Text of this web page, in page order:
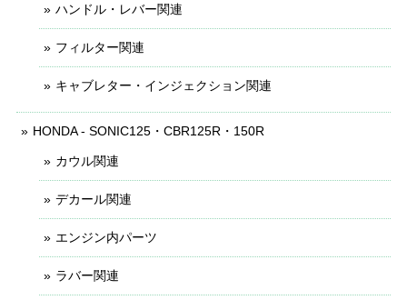
ハンドル・レバー関連
フィルター関連
キャブレター・インジェクション関連
HONDA - SONIC125・CBR125R・150R
カウル関連
デカール関連
エンジン内パーツ
ラバー関連